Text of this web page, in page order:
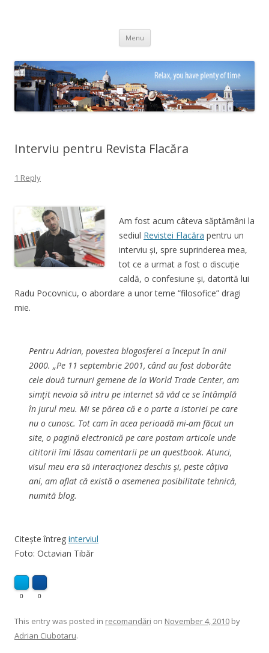
Menu Skip
content
Interviu pentru Revista Flacăra
1 Reply
Am fost acum câteva săptămâni la
sediul Revistei Flacăra pentru un
interviu și, spre suprinderea mea,
tot ce a urmat a fost o discuție
caldă, o confesiune și, datorită lui
Radu Pocovnicu, o abordare a unor teme “filosofice” dragi
mie.
Pentru Adrian, povestea blogosferei a început în anii
2000. „Pe 11 septembrie 2001, când au fost doborâte
cele două turnuri gemene de la World Trade Center, am
simţit nevoia să intru pe internet să văd ce se întâmplă
în jurul meu. Mi se părea că e o parte a istoriei pe care
nu o cunosc. Tot cam în acea perioadă mi-am făcut un
site, o pagină electronică pe care postam articole unde
cititorii îmi lăsau comentarii pe un questbook. Atunci,
visul meu era să interacţionez deschis şi, peste câţiva
ani, am aflat că există o asemenea posibilitate tehnică,
numită blog.
Citește întreg interviul
Foto: Octavian Tibăr
0 0
This entry was posted in recomandări on November 4, 2010 by
Adrian Ciubotaru.